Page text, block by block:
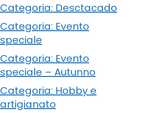
Categoria: Desctacado
Categoria: Evento
speciale
Categoria: Evento
speciale – Autunno
Categoria: Hobby e
artigianato